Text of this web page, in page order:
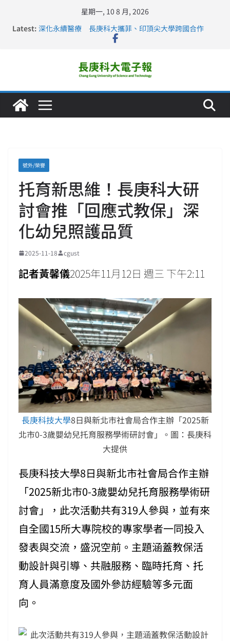
星期一, 10 8 月, 2026
Latest: 深化永續醫療 長庚科大攜菲、印頂尖大學跨國合作
長庚科大訪凱瑟醫療集團、美容學校收穫豐
仁德醫專與長庚科大締結策略聯盟 培育護理尖兵
長庚科大連四年穩居《遠見》醫學大學第5名 辦學實力再
號外/榮譽
托育新思維！長庚科大研
討會推「回應式教保」深
化幼兒照護品質
2025-11-18 cgust
記者黃馨儀2025年11月12日 週三 下午2:11
長庚科技大學8日與新北市社會局合作主辦「2025新
北市0-3歲嬰幼兒托育服務學術研討會」。圖：長庚科
大提供
長庚科技大學8日與新北市社會局合作主辦
「2025新北市0-3歲嬰幼兒托育服務學術研
討會」，此次活動共有319人參與，並有來
自全國15所大專院校的專家學者一同投入
發表與交流，盛況空前。主題涵蓋教保活
動設計與引導、共融服務、臨時托育、托
育人員滿意度及國外參訪經驗等多元面
向。